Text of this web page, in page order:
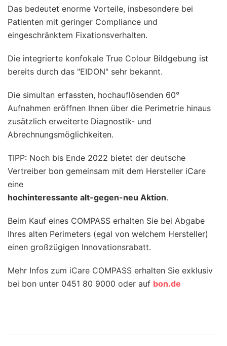
Das bedeutet enorme Vorteile, insbesondere bei
Patienten mit geringer Compliance und
eingeschränktem Fixationsverhalten.
Die integrierte konfokale True Colour Bildgebung ist
bereits durch das "EIDON" sehr bekannt.
Die simultan erfassten, hochauflösenden 60°
Aufnahmen eröffnen Ihnen über die Perimetrie hinaus
zusätzlich erweiterte Diagnostik- und
Abrechnungsmöglichkeiten.
TIPP: Noch bis Ende 2022 bietet der deutsche
Vertreiber bon gemeinsam mit dem Hersteller iCare
eine
hochinteressante alt-gegen-neu Aktion.
Beim Kauf eines COMPASS erhalten Sie bei Abgabe
Ihres alten Perimeters (egal von welchem Hersteller)
einen großzügigen Innovationsrabatt.
Mehr Infos zum iCare COMPASS erhalten Sie exklusiv
bei bon unter 0451 80 9000 oder auf bon.de